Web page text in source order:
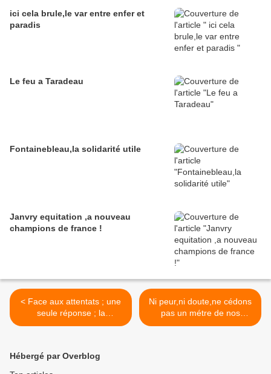
ici cela brule,le var entre enfer et
paradis
Le feu a Taradeau
Fontainebleau,la solidarité utile
Janvry equitation ,a nouveau
champions de france !
< Face aux attentats ; une
seule réponse ; la
démocratie
Ni peur,ni doute,ne cédons
pas un métre de nos
libertés >
Hébergé par Overblog